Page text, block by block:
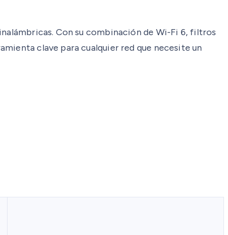
Con su combinación de Wi-Fi 6, filtros
clave para cualquier red que necesite un